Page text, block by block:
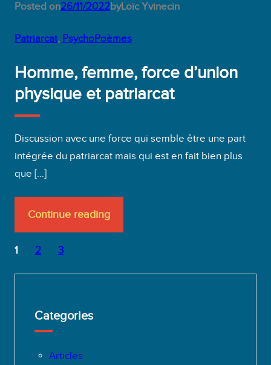
Posted on26/11/2022byLoïc Yvinecin
Patriarcat, PsychoPoèmes
Homme, femme, force d’union
physique et patriarcat
Discussion avec une force qui semble être une part
intégrée du patriarcat mais qui est en fait bien plus
que […]
Continue reading
1 2 3
Categories
Articles